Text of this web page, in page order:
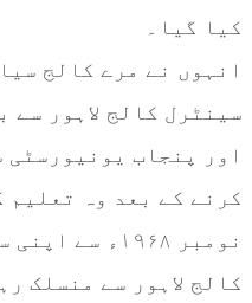
کیا گیا۔
انہوں نے مرے کالج
سینٹرل کالج لاہور سے
اور پنجاب
کرنے کے بعد وہ تعلیم
نومبر ۱۹۶۸ء
کالج لاہور سے منسلک